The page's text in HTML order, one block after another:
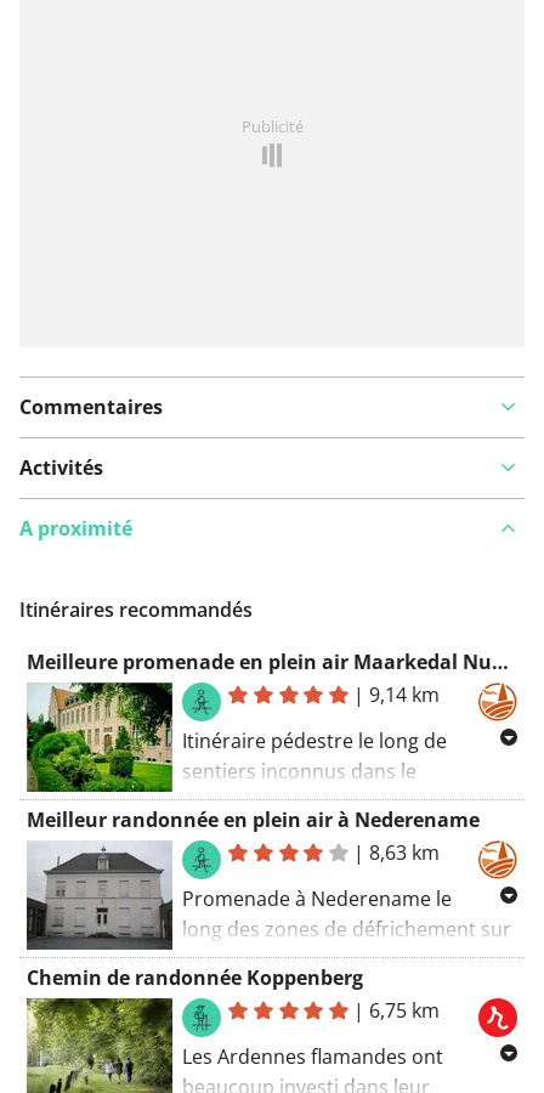
Publicité
Commentaires
Activités
A proximité
Itinéraires recommandés
Meilleure promenade en plein air Maarkedal Nukerke
|9,14 km
Itinéraire pédestre le long de
sentiers inconnus dans le
magnifique paysage des Ardennes
flamandes. En chemin, beaucoup de
balises dans le paysage, qui en
valent la peine. Belle clôture à
travers les Muziekbos.
Meilleur randonnée en plein air à Nederename
|8,63 km
Promenade à Nederename le
long des zones de défrichement sur
l'Escaut et la réserve naturelle des
Reytmeersen.
Chemin de randonnée Koppenberg
| 6,75 km
Les Ardennes flamandes ont
beaucoup investi dans leur